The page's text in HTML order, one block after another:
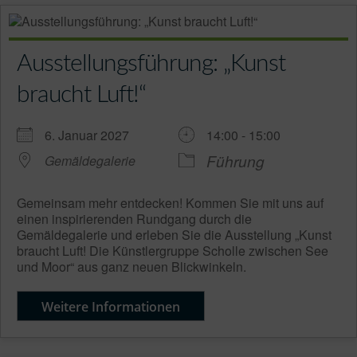
Ausstellungsführung: „Kunst
braucht Luft!“
6. Januar 2027
14:00 - 15:00
Gemäldegalerie
Führung
Gemeinsam mehr entdecken! Kommen Sie mit uns auf
einen inspirierenden Rundgang durch die
Gemäldegalerie und erleben Sie die Ausstellung „Kunst
braucht Luft! Die Künstlergruppe Scholle zwischen See
und Moor“ aus ganz neuen Blickwinkeln.
Weitere Informationen